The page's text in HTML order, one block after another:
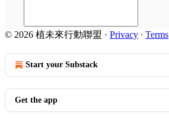
© 2026 植未來行動聯盟 · Privacy ∙ Terms
Start your Substack
Get the app